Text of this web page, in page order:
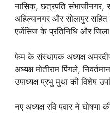
नासिक, छत्रपति संभाजीनगर,
अहिल्यानगर और सोलापुर सहित
एजेंसिज के प्रतिनिधि और
फेम के संस्थापक अध्यक्ष
अध्यक्ष मोतीराम पिंगले,
उपाध्यक्ष प्रभु मुथा की विशेष
नए अध्यक्ष रवि पवार ने घोषणा